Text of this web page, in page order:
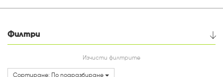
Филтри
Изчисти филтрите
Сортиране: По подразбиране